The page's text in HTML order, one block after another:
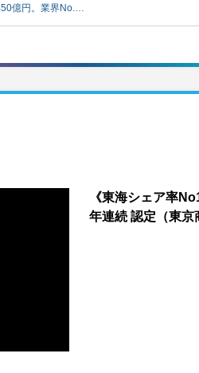
億円。業界No.…
億円。業界No.…
年450億円。業界No.…
年450億円。業界No.…
《東海シェア率
年連続 認定（東京